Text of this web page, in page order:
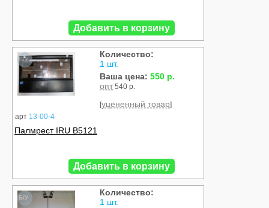
Добавить в корзину
Б/У
арт 13-00-4
Количество:
1 шт.
Ваша цена: 550 р.
опт 540 р.
[уцененный товар]
Палмрест IRU B5121
Добавить в корзину
Б/У
Количество:
1 шт.